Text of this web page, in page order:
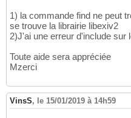
14
15
16
18
19
21
22
creating
copying src/
copying src/
copying src/
copying src/
copying src/
copying src/
running
1) la commande find ne peut
se trouve la librairie libexiv2
2)J'ai une erreur d'include sur
Toute aide sera appréciée
Mzerci
VinsS, le 15/01/2019 à 14h59